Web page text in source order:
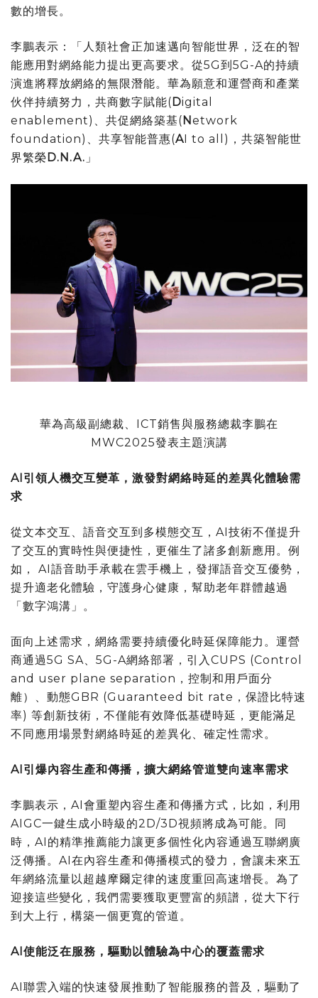
數的增長。
李鵬表示：「人類社會正加速邁向智能世界，泛在的智
能應用對網絡能力提出更高要求。從5G到5G-A的持續
演進將釋放網絡的無限潛能。華為願意和運營商和產業
伙伴持續努力，共商數字賦能(Digital
enablement)、共促網絡築基(Network
foundation)、共享智能普惠(AI to all)，共築智能世
界繁榮 D.N.A. 」
華為高級副總裁、ICT銷售與服務總裁李鵬在
MWC2025發表主題演講
AI引領人機交互變革，激發對網絡時延的差異化體驗需
求
從文本交互、語音交互到多模態交互，AI技術不僅提升
了交互的實時性與便捷性，更催生了諸多創新應用。例
如， AI語音助手承載在雲手機上，發揮語音交互優勢，
提升適老化體驗，守護身心健康，幫助老年群體越過
「數字鴻溝」。
面向上述需求，網絡需要持續優化時延保障能力。運營
商通過5G SA、5G-A網絡部署，引入CUPS (Control
and user plane separation，控制和用戶面分
離）、動態GBR (Guaranteed bit rate，保證比特速
率) 等創新技術，不僅能有效降低基礎時延，更能滿足
不同應用場景對網絡時延的差異化、確定性需求。
AI引爆內容生產和傳播，擴大網絡管道雙向速率需求
李鵬表示，AI會重塑內容生產和傳播方式，比如，利用
AIGC一鍵生成小時級的2D/3D視頻將成為可能。同
時，AI的精準推薦能力讓更多個性化內容通過互聯網廣
泛傳播。AI在內容生產和傳播模式的發力，會讓未來五
年網絡流量以超越摩爾定律的速度重回高速增長。為了
迎接這些變化，我們需要獲取更豐富的頻譜，從大下行
到大上行，構築一個更寬的管道。
AI使能泛在服務，驅動以體驗為中心的覆蓋需求
AI聯雲入端的快速發展推動了智能服務的普及，驅動了